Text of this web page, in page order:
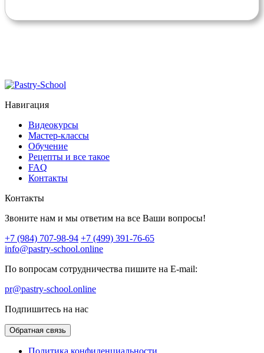
Навигация
Видеокурсы
Мастер-классы
Обучение
Рецепты и все такое
FAQ
Контакты
Контакты
Звоните нам и мы ответим на все Ваши вопросы!
+7 (984) 707-98-94 +7 (499) 391-76-65
info@pastry-school.online
По вопросам сотрудничества пишите на E-mail:
pr@pastry-school.online
Подпишитесь на нас
Обратная связь